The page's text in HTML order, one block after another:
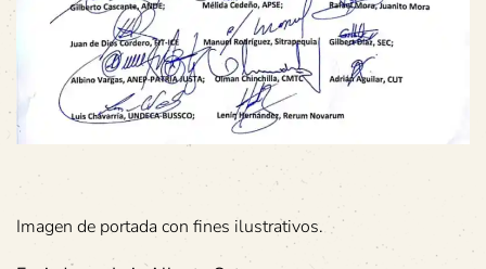
Imagen de portada con fines ilustrativos.